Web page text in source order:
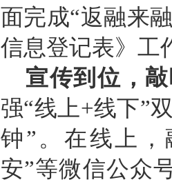
面完成“返融来
信息登记表》工
宣传到位，
强“线上+线下”
钟”。在线上
安”等微信公众